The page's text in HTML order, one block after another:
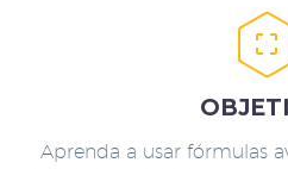


Aprenda a usar fórmulas